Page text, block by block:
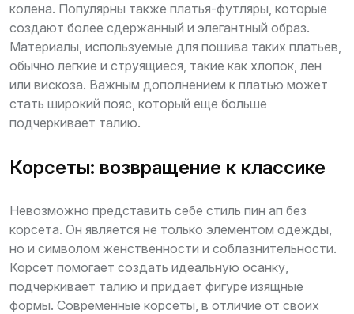
колена. Популярны также платья-футляры, которые
создают более сдержанный и элегантный образ.
Материалы, используемые для пошива таких платьев,
обычно легкие и струящиеся, такие как хлопок, лен
или вискоза. Важным дополнением к платью может
стать широкий пояс, который еще больше
подчеркивает талию.
Корсеты: возвращение к классике
Невозможно представить себе стиль пин ап без
корсета. Он является не только элементом одежды,
но и символом женственности и соблазнительности.
Корсет помогает создать идеальную осанку,
подчеркивает талию и придает фигуре изящные
формы. Современные корсеты, в отличие от своих